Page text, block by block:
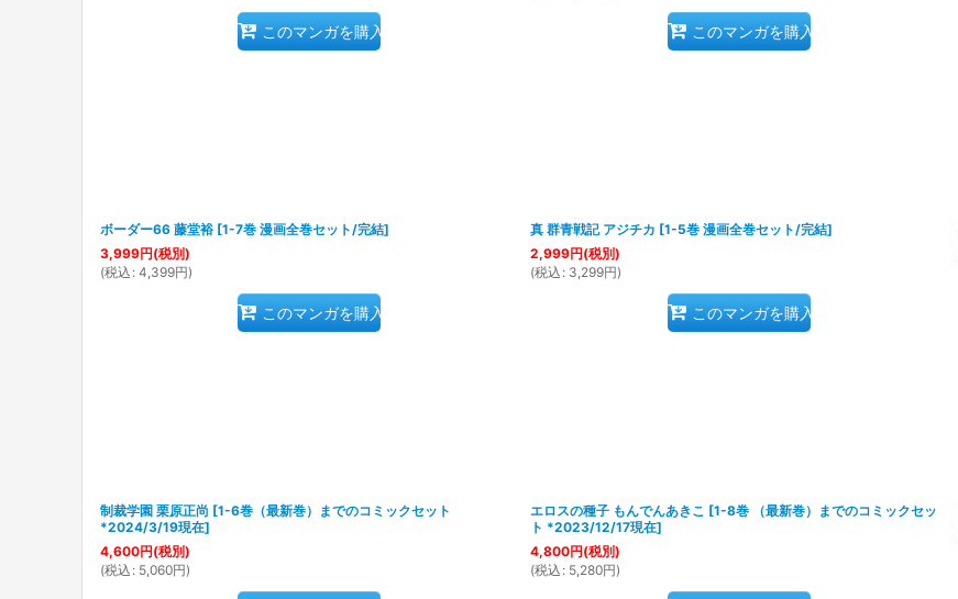
このマンガを購入 このマンガを購入
ボーダー66 藤堂裕 [1-7巻 漫画全巻セット/完結]
3,999円(税別)
(税込 : 4,399円)
このマンガを購入
真 群青戦記 アジチカ [1-5巻 漫画全巻セット/完結]
2,999円(税別)
(税込 : 3,299円)
このマンガを購入
制裁学園 栗原正尚 [1-6巻（最新巻）までのコミックセット
*2024/3/19現在]
4,600円(税別)
(税込 : 5,060円)
エロスの種子 もんでんあきこ [1-8巻 （最新巻）までのコミックセッ
ト *2023/12/17現在]
4,800円(税別)
(税込 : 5,280円)